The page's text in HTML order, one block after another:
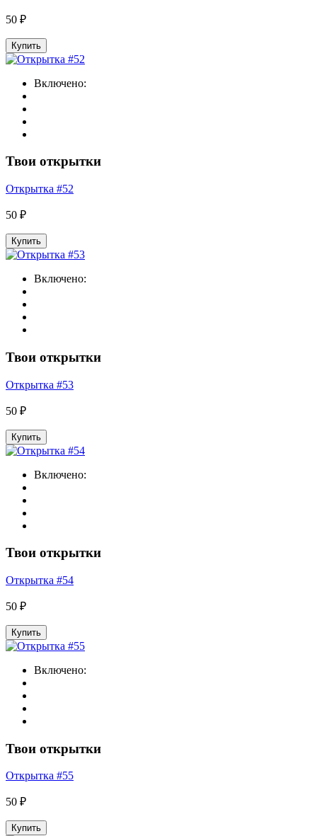
50 ₽
Купить
Включено:
Твои открытки
Открытка #52
50 ₽
Купить
Включено:
Твои открытки
Открытка #53
50 ₽
Купить
Включено:
Твои открытки
Открытка #54
50 ₽
Купить
Включено:
Твои открытки
Открытка #55
50 ₽
Купить